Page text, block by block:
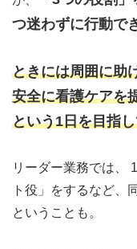
つ迷わずに行動で
ときには周囲に助
安全に看護ケアを
という1日を目指
リーダー業務では、
ト役」をするなど、
ということも。